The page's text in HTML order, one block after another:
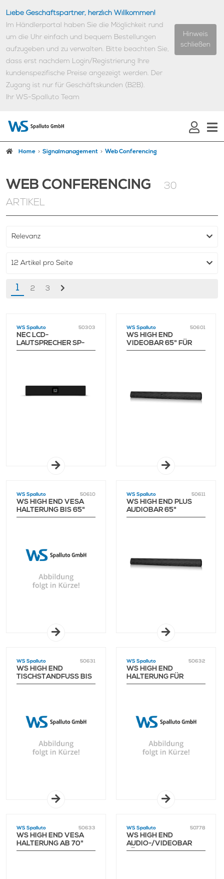
Liebe Geschäftspartner, herzlich Willkommen!
Im Händlerportal haben Sie die Möglichkeit rund
um die Uhr einfach und bequem Bestellungen
aufzugeben und zu verwalten. Bitte beachten Sie,
dass erst nachdem Login/Registrierung Ihre
kundenspezifische Preise angezeigt werden. Der
Zugang ist nur für Geschäftskunden (B2B).
Ihr WS-Spalluto Team
Hinweis
schließen
Home Signalmanagement Web Conferencing
WEB CONFERENCING
30
ARTIKEL
1 2 3
WS Spalluto 50303
NEC LCD-
LAUTSPRECHER SP-
ASCM-2 AKTIVE
WS Spalluto 50601
WS HIGH END
VIDEOBAR 65" FÜR
HUDDLY IQ
WS Spalluto 50610
WS HIGH END VESA
HALTERUNG BIS 65"
WS Spalluto 50611
WS HIGH END PLUS
AUDIOBAR 65"
WS Spalluto 50631
WS HIGH END
TISCHSTANDFUSS BIS 6
5"
WS Spalluto 50632
WS HIGH END
HALTERUNG FÜR
WANDMONTAGE BIS
WS Spalluto 50633
WS HIGH END VESA
HALTERUNG AB 70"
WS Spalluto 50778
WS HIGH END
AUDIO-/VIDEOBAR
LÄNGENANPASSUNG